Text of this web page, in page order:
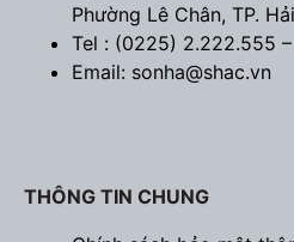
Phường Lê Chân, TP.
Tel : (0225) 2.222.555
Email: sonha@shac.vn
THÔNG TIN CHUNG